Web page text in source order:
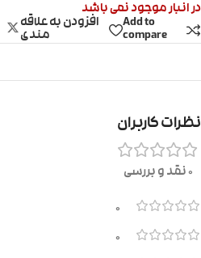
در انبار موجود نمی باشد
Add to
compare
افزودن به علاقه
مندی
نظرات کاربران
0 نقد و بررسی
0
0